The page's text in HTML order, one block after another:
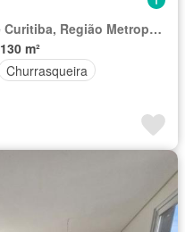
Região Geográfica Imediata de Curitiba, Região Metropolitana de Curitiba
130 m²
Churrasqueira